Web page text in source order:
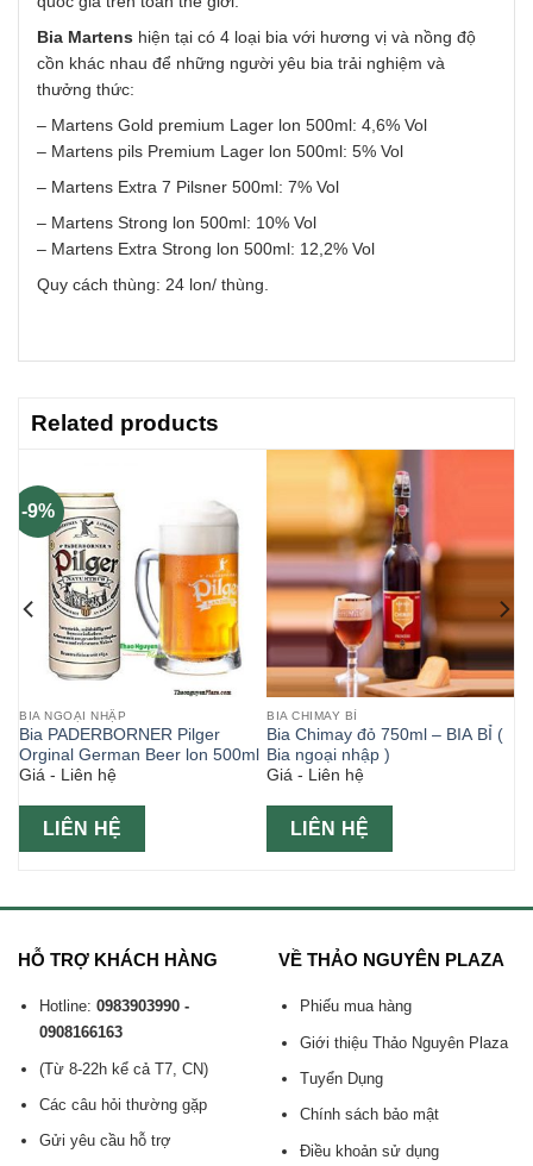
Bia Martens hiện tại có 4 loại bia với hương vị và nồng độ
cồn khác nhau để những người yêu bia trải nghiệm và
thưởng thức:
– Martens Gold premium Lager lon 500ml: 4,6% Vol
– Martens pils Premium Lager lon 500ml: 5% Vol
– Martens Extra 7 Pilsner 500ml: 7% Vol
– Martens Strong lon 500ml: 10% Vol
– Martens Extra Strong lon 500ml: 12,2% Vol
Quy cách thùng: 24 lon/ thùng.
Related products
-9%
BIA NGOẠI NHẬP
Bia PADERBORNER Pilger
Orginal German Beer lon 500ml
Giá - Liên hệ
LIÊN HỆ
BIA CHIMAY BỈ
Bia Chimay đỏ 750ml – BIA BỈ (
Bia ngoại nhập )
Giá - Liên hệ
LIÊN HỆ
HỖ TRỢ KHÁCH HÀNG
Hotline: 0983903990 -
0908166163
(Từ 8-22h kể cả T7, CN)
Các câu hỏi thường gặp
Gửi yêu cầu hỗ trợ
VỀ THẢO NGUYÊN PLAZA
Phiếu mua hàng
Giới thiệu Thảo Nguyên Plaza
Tuyển Dụng
Chính sách bảo mật
Điều khoản sử dụng